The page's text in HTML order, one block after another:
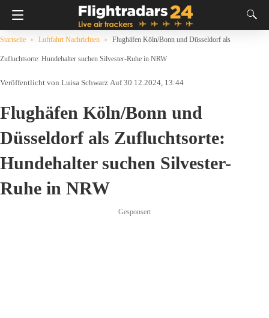
Startseite Luftfahrt Nachrichten Flughäfen Köln/Bonn und Düsseldorf als
Zufluchtsorte: Hundehalter suchen Silvester-Ruhe in NRW
Luisa Schwarz Auf 30.12.2024, 13:44
Flughäfen Köln/Bonn und
Düsseldorf als Zufluchtsorte:
Hundehalter suchen Silvester-
Ruhe in NRW
Gesponsert